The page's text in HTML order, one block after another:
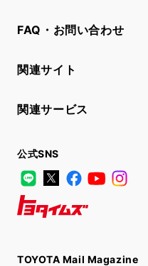
FAQ・お問い合わせ
関連サイト
関連サービス
公式SNS
LINE
X FacebookYouTube
TOYOTA Mail Magazine